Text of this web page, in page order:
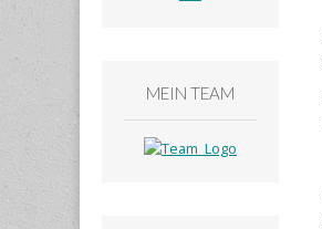
MEIN TEAM